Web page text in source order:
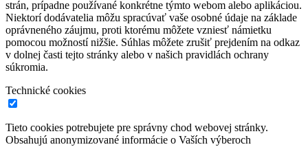
strán, prípadne používané konkrétne týmto webom alebo aplikáciou.
Niektorí dodávatelia môžu spracúvať vaše osobné údaje na základe
oprávneného záujmu, proti ktorému môžete vzniesť námietku
pomocou možností nižšie. Súhlas môžete zrušiť prejdením na odkaz
v dolnej časti tejto stránky alebo v našich pravidlách ochrany
súkromia.
Technické cookies
Tieto cookies potrebujete pre správny chod webovej stránky.
Obsahujú anonymizované informácie o Vaších výberoch